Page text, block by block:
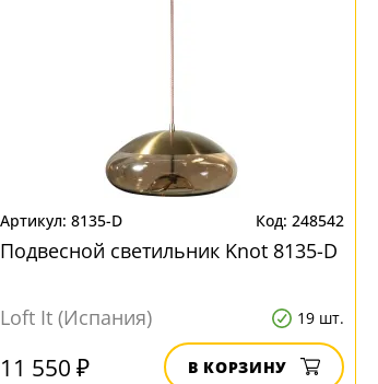
8135-D 248542
Подвесной светильник Knot 8135-D
Loft It (Испания) 19 шт.
11 550 ₽ В КОРЗИНУ